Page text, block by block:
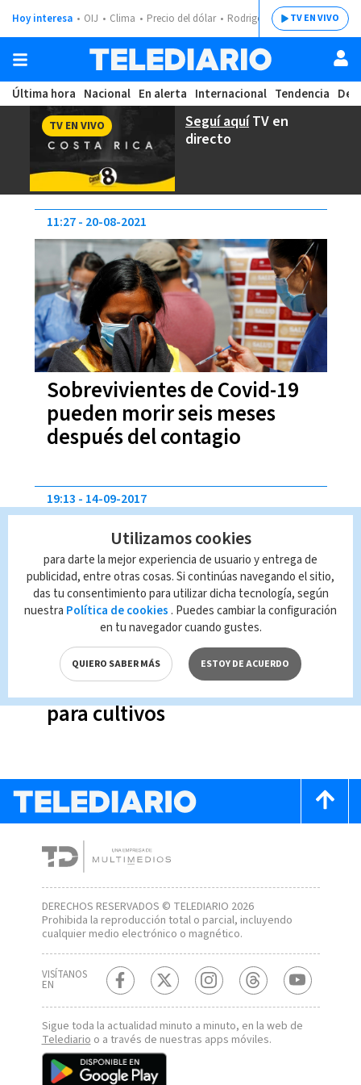
Hoy interesa OIJ Clima Precio del dólar Rodrigo ChavesTV EN VIVO
Última hora Nacional En alerta Internacional Tendencia
Seguí aquíTV en
directo
TV EN VIVO
Sobrevivientes de Covid-19
pueden morir seis meses
después del contagio
11:27 20-08-2021
45 familias de Tucurrique
estrenan sistema de riego
para cultivos
19:13 14-09-2017
DERECHOS RESERVADOS © TELEDIARIO 2026
Prohibida la reproducción total o parcial, incluyendo
cualquier medio electrónico o magnético.
VISÍTANOS
EN
Sigue toda la actualidad minuto a minuto, en la web de
Telediario o a través de nuestras apps móviles.
Utilizamos cookies
para darte la mejor experiencia de usuario y entrega de
publicidad, entre otras cosas. Si continúas navegando el sitio,
das tu consentimiento para utilizar dicha tecnología, según
nuestra Política de cookies . Puedes cambiar la configuración
en tu navegador cuando gustes.
QUIERO SABER MÁS ESTOY DE ACUERDO